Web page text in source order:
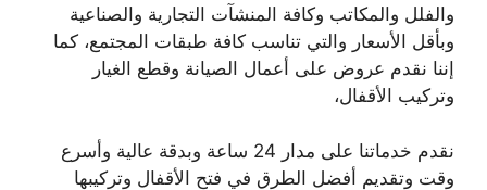
والفلل والمكاتب وكافة المنشآت التجارية والصناعية
وبأقل الأسعار والتي تناسب كافة طبقات المجتمع، كما
إننا نقدم عروض على أعمال الصيانة وقطع الغيار
وتركيب الأقفال،
نقدم خدماتنا على مدار 24 ساعة وبدقة عالية وأسرع
وقت وتقديم أفضل الطرق في فتح الأقفال وتركيبها